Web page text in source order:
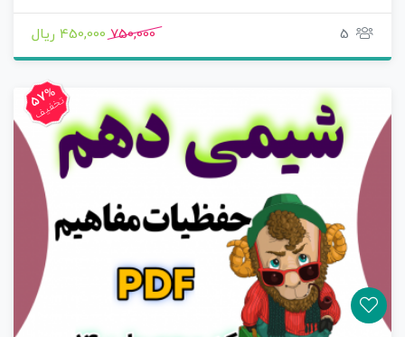
5
750,000 450,000 ریال
57%
تخفیف